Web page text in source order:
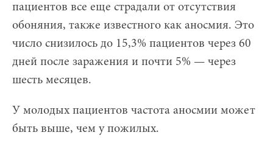
пациентов все еще страдали от отсутствия
обоняния, также известного как аносмия. Это
число снизилось до 15,3% пациентов через 60
дней после заражения и почти 5% — через
шесть месяцев.
У молодых пациентов частота аносмии может
быть выше, чем у пожилых.